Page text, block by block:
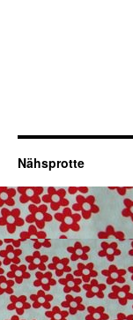
Nähsprotte